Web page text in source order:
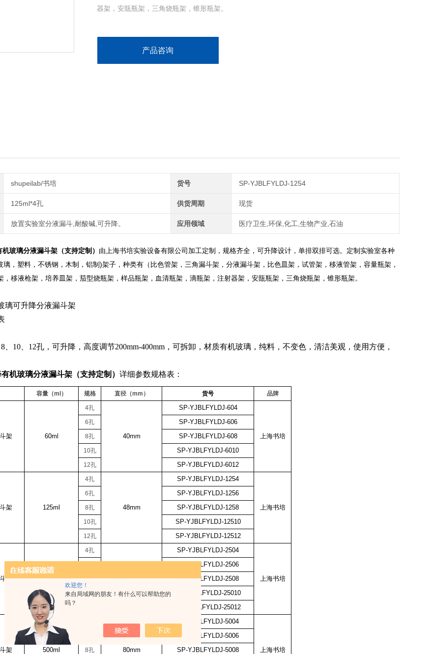
欢迎您！
来自局域网的朋友！有什么可以帮助您的
吗？
器架，安瓿瓶架，三角烧瓶架，锥形瓶架。
产品咨询
shupeilab/书培 货号 SP-YJBLFYLDJ-1254
125ml*4孔 供货周期 现货
放置实验室分液漏斗,耐酸碱,可升降。 应用领域 医疗卫生,环保,化工,生物产业,石油
机玻璃分液漏斗架（支持定制） 由上海书培实验设备有限公司加工定制，规格齐全，可升降设计，单排双排可选。定制实验室各种
璃，塑料，不锈钢，木制，铝制)架子，种类有（比色管架，三角漏斗架，分液漏斗架，比色皿架，试管架，移液管架，容量瓶架，
，移液枪架，培养皿架，茄型烧瓶架，样品瓶架，血清瓶架，滴瓶架，注射器架，安瓿瓶架，三角烧瓶架，锥形瓶架。
璃可升降分液漏斗架
、10、12孔，可升降，高度调节200mm-400mm，可拆卸，材质有机玻璃，纯料，不变色，清洁美观，使用方便，
机玻璃分液漏斗架（支持定制）详细参数规格表：
容量（ml ） 规格 直径（mm ） 货号 品牌
架 60ml
4孔
40mm
SP-YJBLFYLDJ-604
上海书培
6孔 SP-YJBLFYLDJ-606
8孔 SP-YJBLFYLDJ-608
10孔 SP-YJBLFYLDJ-6010
12孔 SP-YJBLFYLDJ-6012
架 125ml
4孔
48mm
SP-YJBLFYLDJ-1254
上海书培
6孔 SP-YJBLFYLDJ-1256
8孔 SP-YJBLFYLDJ-1258
10孔 SP-YJBLFYLDJ-12510
12孔 SP-YJBLFYLDJ-12512
架 250ml
4孔
60mm
SP-YJBLFYLDJ-2504
上海书培
SP-YJBLFYLDJ-2506
8孔 SP-YJBLFYLDJ-2508
10孔 SP-YJBLFYLDJ-25010
SP-YJBLFYLDJ-25012
架 500ml 80mm
SP-YJBLFYLDJ-5004
上海书培
SP-YJBLFYLDJ-5006
8孔 SP-YJBLFYLDJ-5008